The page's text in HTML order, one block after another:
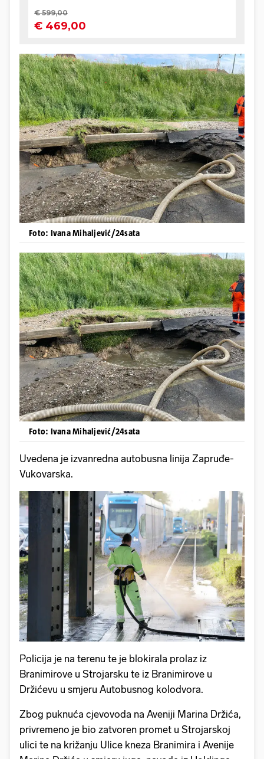
Foto: Ivana Mihaljević/24sata
Foto: Ivana Mihaljević/24sata
Uvedena je izvanredna autobusna linija Zapruđe-
Vukovarska.
Policija je na terenu te je blokirala prolaz iz
Branimirove u Strojarsku te iz Branimirove u
Držićevu u smjeru Autobusnog kolodvora.
Zbog puknuća cjevovoda na Aveniji Marina Držića,
privremeno je bio zatvoren promet u Strojarskoj
ulici te na križanju Ulice kneza Branimira i Avenije